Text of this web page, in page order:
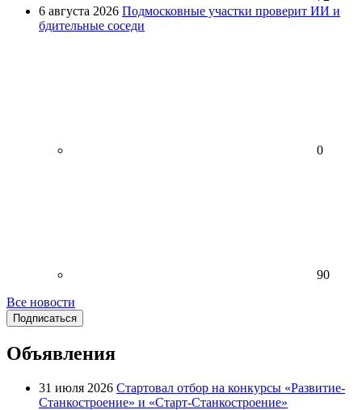
6 августа 2026 Подмосковные участки проверит ИИ и
бдительные соседи
0
90
Все новости
Подписаться
Объявления
31 июля 2026 Стартовал отбор на конкурсы «Развитие-
Станкостроение» и «Старт-Станкостроение»